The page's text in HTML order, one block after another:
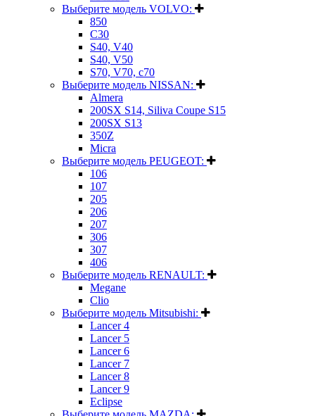
Выберите модель VOLVO:
850
C30
S40, V40
S40, V50
S70, V70, c70
Выберите модель NISSAN:
Almera
200SX S14, Siliva Coupe S15
200SX S13
350Z
Micra
Выберите модель PEUGEOT:
106
107
205
206
207
306
307
406
Выберите модель RENAULT:
Megane
Clio
Выберите модель Mitsubishi:
Lancer 4
Lancer 5
Lancer 6
Lancer 7
Lancer 8
Lancer 9
Eclipse